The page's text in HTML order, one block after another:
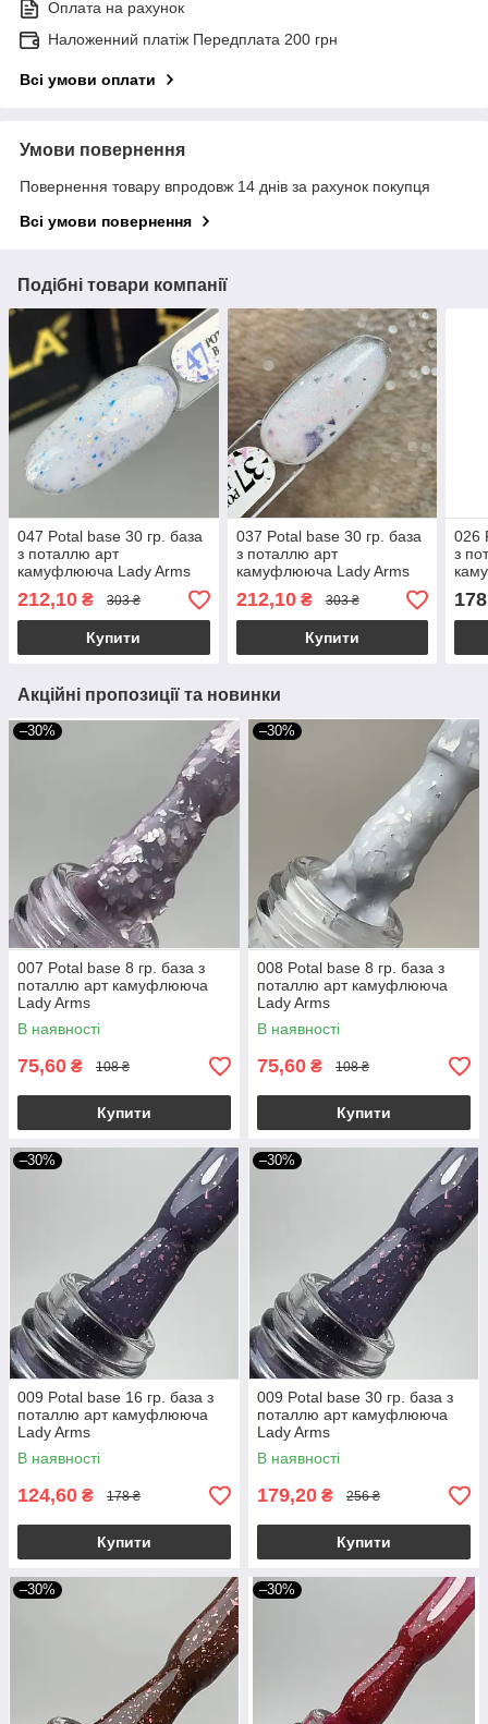
Оплата на рахунок
Наложенний платіж Передплата 200 грн
Всі умови оплати
Умови повернення
Повернення товару впродовж 14 днів за рахунок покупця
Всі умови повернення
Подібні товари компанії
047 Potal base 30 гр. база
з поталлю арт
камуфлююча Lady Arms
212,10 ₴ 303 ₴
Купити
037 Potal base 30 гр. база
з поталлю арт
камуфлююча Lady Arms
212,10₴ 303 ₴
Купити
026
з
178
Акційні пропозиції та новинки
–30%
007 Potal base 8 гр. база з
поталлю арт камуфлююча
Lady Arms
В наявності
75,60 ₴ 108 ₴
Купити
–30%
008 Potal base 8 гр. база з
поталлю арт камуфлююча
Lady Arms
В наявності
75,60 ₴ 108 ₴
Купити
–30%
009 Potal base 16 гр. база з
поталлю арт камуфлююча
Lady Arms
В наявності
124,60 ₴ 178 ₴
Купити
–30%
009 Potal base 30 гр. база з
поталлю арт камуфлююча
Lady Arms
В наявності
179,20 ₴ 256 ₴
Купити
–30% –30%